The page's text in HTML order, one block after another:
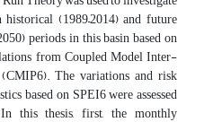
(1989–2014) and future
periods in this basin based on
from Coupled Model Inter-
The variations and risk
based on SPEI6 were assessed
this thesis, first, the monthly